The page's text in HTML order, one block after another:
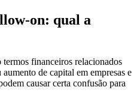
on: qual a
financeiros relacionados
de capital em empresas e
causar certa confusão para